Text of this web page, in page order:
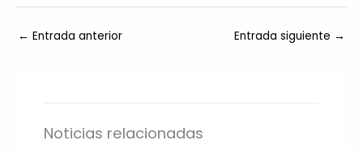
← Entrada anterior Entrada siguiente →
Noticias relacionadas